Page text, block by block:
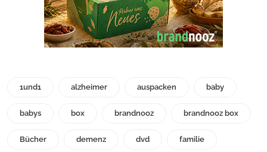
1und1 alzheimer auspacken baby
babys box brandnooz brandnooz box
Bücher demenz dvd familie